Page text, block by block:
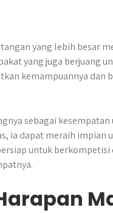
yang lebih besar
yang juga berjuang
kemampuannya dan
sebagai
ia dapat meraih impian
untuk